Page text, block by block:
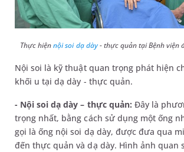
Thực hiệnnội soi dạ dày- thực quản tại Bệnh viện
Nội soi là kỹ thuật quan trọng phát hiện
khối u tại dạ dày - thực quản.
- Nội soi dạ dày – thực quản: Đây là
trọng nhất, bằng cách sử dụng một ống
gọi là ống nội soi dạ dày, được đưa qua
đến thực quản và dạ dày. Hình ảnh quan